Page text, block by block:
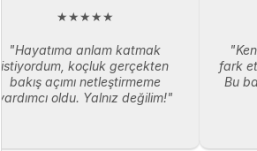
★★★★★
"Hayatıma anlam katmak
istiyordum, koçluk gerçekten
bakış açımı netleştirmeme
yardımcı oldu. Yalnız değilim!"
fark
Bu